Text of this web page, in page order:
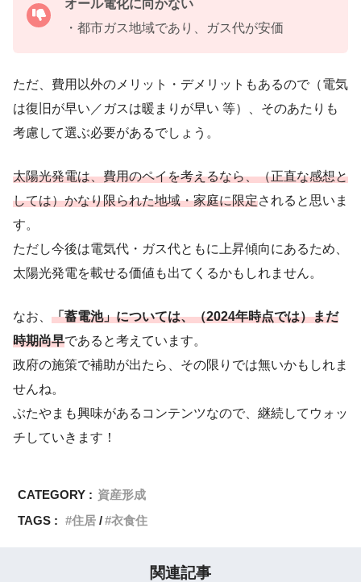
オール電化に向かない
・都市ガス地域であり、ガス代が安価
ただ、費用以外のメリット・デメリットもあるので（電気
は復旧が早い／ガスは暖まりが早い 等）、そのあたりも
考慮して選ぶ必要があるでしょう。
太陽光発電は、費用のペイを考えるなら、（正直な感想と
しては）かなり限られた地域・家庭に限定されると思いま
す。
ただし今後は電気代・ガス代ともに上昇傾向にあるため、
太陽光発電を載せる価値も出てくるかもしれません。
なお、 「蓄電池」については、（2024年時点では）まだ
時期尚早であると考えています。
政府の施策で補助が出たら、その限りでは無いかもしれま
せんね。
ぶたやまも興味があるコンテンツなので、継続してウォッ
チしていきます！
CATEGORY : 資産形成
TAGS :
住居 衣食住
関連記事